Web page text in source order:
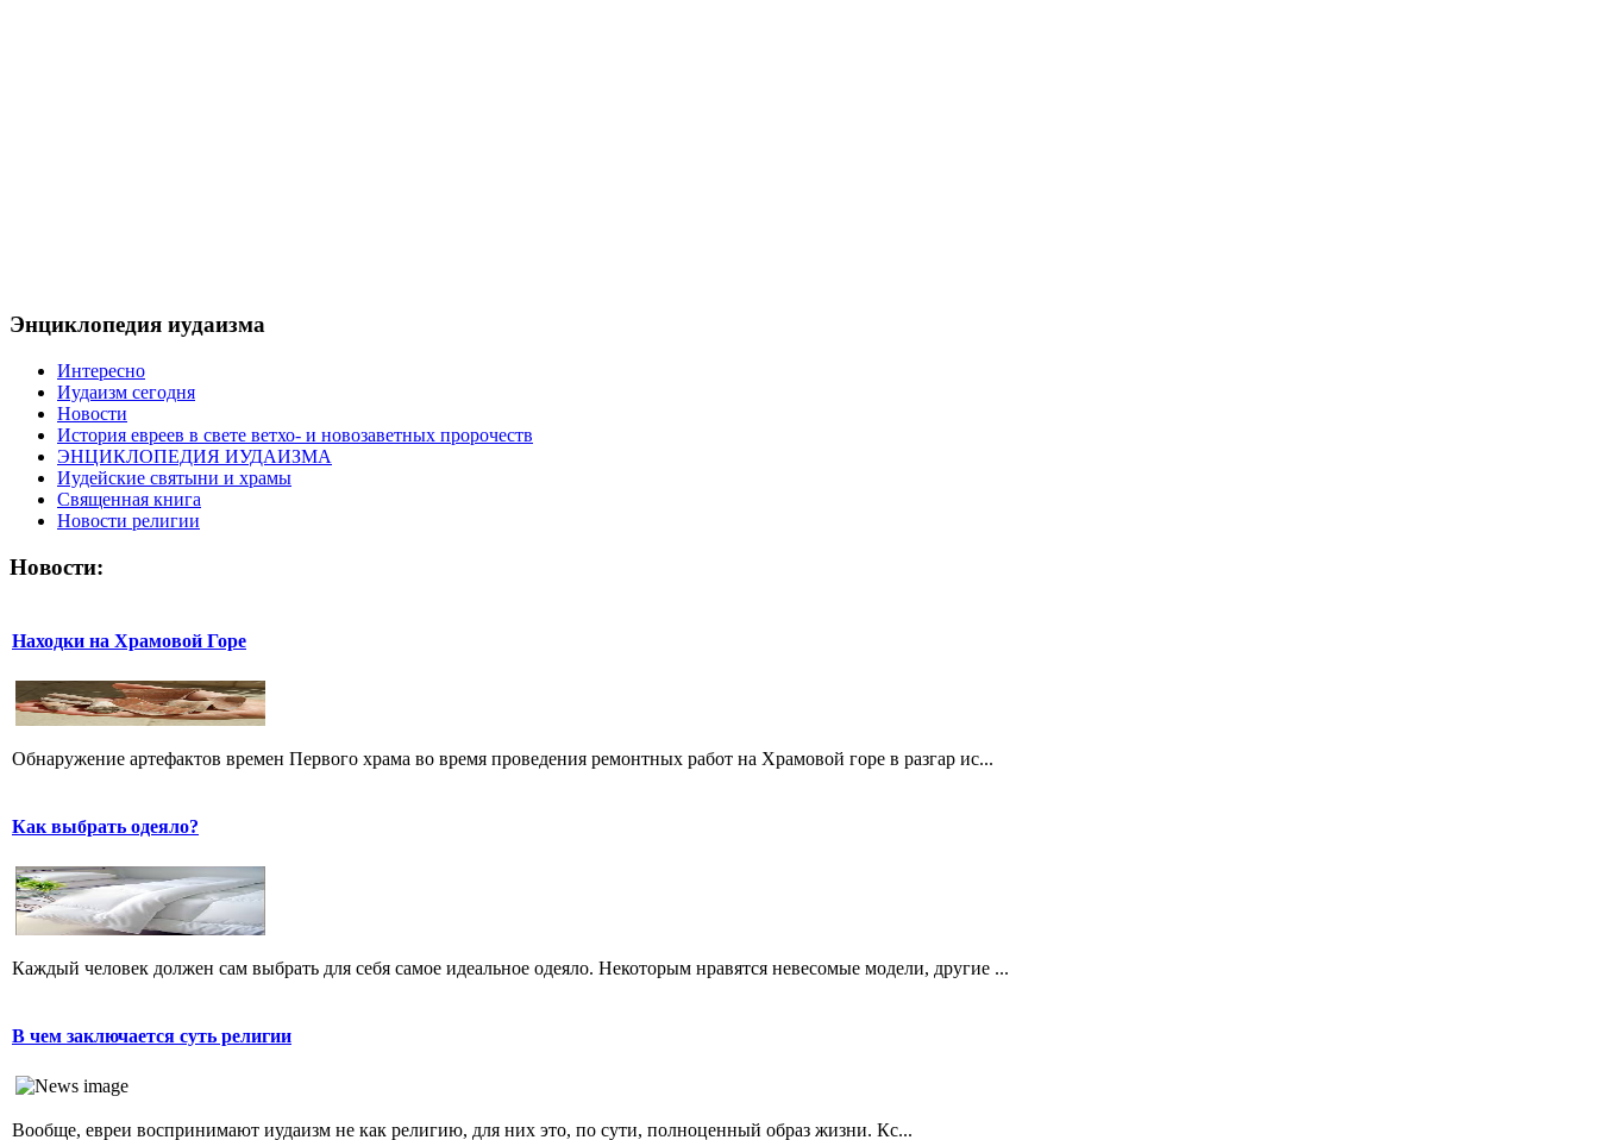
Энциклопедия иудаизма
Интересно
Иудаизм сегодня
Новости
История евреев в свете ветхо- и новозаветных пророчеств
ЭНЦИКЛОПЕДИЯ ИУДАИЗМА
Иудейские святыни и храмы
Священная книга
Новости религии
Новости:
Находки на Храмовой Горе
Обнаружение артефактов времен Первого храма во время проведения ремонтных работ на Храмовой горе в разгар ис...
Как выбрать одеяло?
Каждый человек должен сам выбрать для себя самое идеальное одеяло. Некоторым нравятся невесомые модели, другие ...
В чем заключается суть религии
Вообще, евреи воспринимают иудаизм не как религию, для них это, по сути, полноценный образ жизни. Кс...